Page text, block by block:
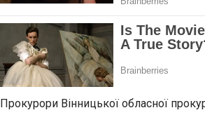
Прокурори Вінницької обласної